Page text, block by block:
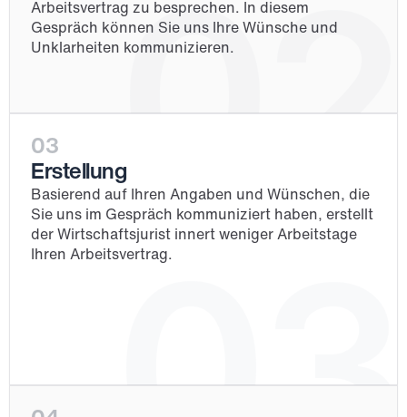
02
Arbeitsvertrag zu besprechen. In diesem
Gespräch können Sie uns Ihre Wünsche und
Unklarheiten kommunizieren.
03
Erstellung
Basierend auf Ihren Angaben und Wünschen, die
Sie uns im Gespräch kommuniziert haben, erstellt
der Wirtschaftsjurist innert weniger Arbeitstage
Ihren Arbeitsvertrag.